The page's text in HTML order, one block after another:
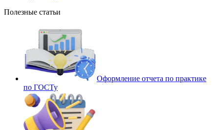
Полезные статьи
Оформление отчета по практике
по ГОСТу